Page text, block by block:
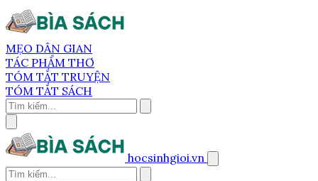
MẸO DÂN GIAN
TÁC PHẨM THƠ
TÓM TẮT TRUYỆN
TÓM TẮT SÁCH
hocsinhgioi.vn